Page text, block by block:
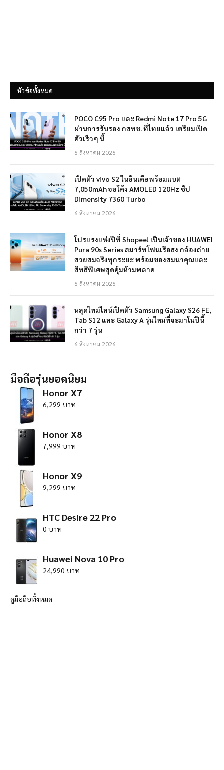
หัวข้อทั้งหมด
POCO C95 Pro และ Redmi Note 17 Pro 5G
ผ่านการรับรอง กสทช. ที่ไทยแล้ว เตรียมเปิด
ตัวเร็วๆ นี้
6 สิงหาคม 2026
เปิดตัว vivo S2 ในอินเดียพร้อมแบต
7,050mAh จอโค้ง AMOLED 120Hz ชิป
Dimensity 7360 Turbo
6 สิงหาคม 2026
โปรแรงแห่งปีที่ Shopee! เป็นเจ้าของ HUAWEI
Pura 90s Series สมาร์ทโฟนเรือธง กล้องถ่าย
สวยสมจริงทุกระยะ พร้อมของสมนาคุณและ
สิทธิพิเศษสุดคุ้มห้ามพลาด
6 สิงหาคม 2026
หลุดไทม์ไลน์เปิดตัว Samsung Galaxy S26 FE,
Tab S12 และ Galaxy A รุ่นใหม่ที่จะมาในปีนี้
กว่า 7 รุ่น
6 สิงหาคม 2026
มือถือรุ่นยอดนิยม
Honor X7
6,299 บาท
Honor X8
7,999 บาท
Honor X9
9,299 บาท
HTC Desire 22 Pro
0 บาท
Huawei Nova 10 Pro
24,990 บาท
ดูมือถือทั้งหมด